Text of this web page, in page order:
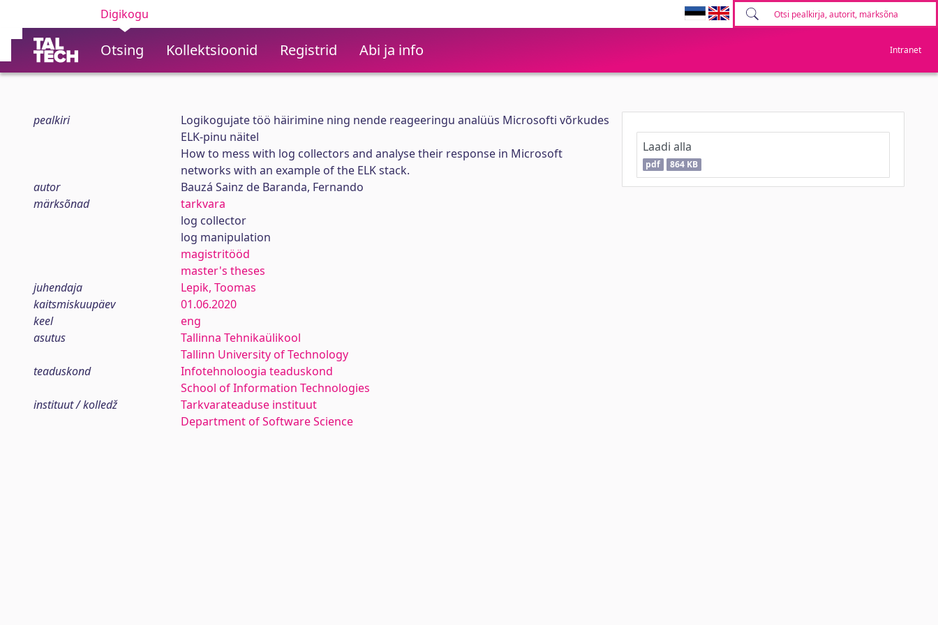
Digikogu
Otsing Kollektsioonid Registrid Abi ja info Intranet
pealkiri
Logikogujate töö häirimine ning nende reageeringu analüüs Microsofti võrkudes
ELK-pinu näitel
How to mess with log collectors and analyse their response in Microsoft
networks with an example of the ELK stack.
autor
Bauzá Sainz de Baranda, Fernando
märksõnad
tarkvara
log collector
log manipulation
magistritööd
master's theses
juhendaja
Lepik, Toomas
kaitsmiskuupäev
01.06.2020
keel
eng
asutus
Tallinna Tehnikaülikool
Tallinn University of Technology
teaduskond
Infotehnoloogia teaduskond
School of Information Technologies
instituut / kolledž
Tarkvarateaduse instituut
Department of Software Science
Laadi alla
pdf 864 KB